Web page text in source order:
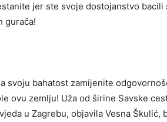
jer ste svoje dostojanstvo
gurača!
svoju bahatost zamijenite
ovu zemlju! Uža od širine Savske
u Zagrebu, objavila Vesna